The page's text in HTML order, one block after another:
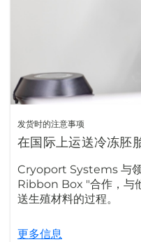
发货时的注意事项
在国际上运送冷冻胚
Cryoport Systems 与
Ribbon Box "合作，与
送生殖材料的过程。
更多信息